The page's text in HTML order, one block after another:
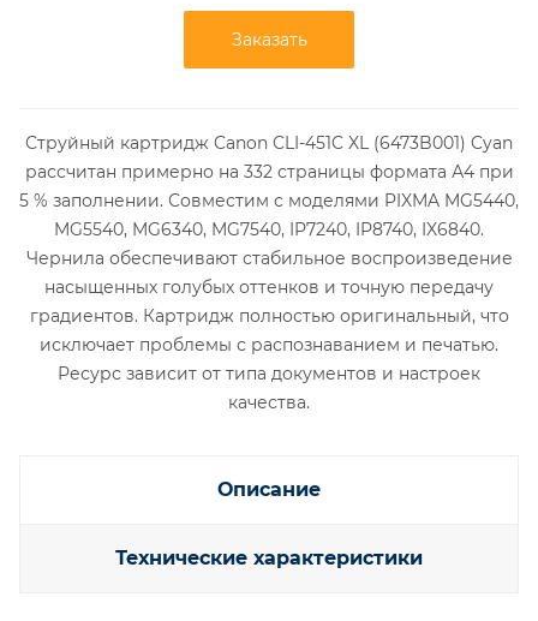
Заказать
Струйный картридж Canon CLI-451C XL (6473B001) Cyan
рассчитан примерно на 332 страницы формата А4 при
5 % заполнении. Совместим с моделями PIXMA MG5440,
MG5540, MG6340, MG7540, IP7240, IP8740, IX6840.
Чернила обеспечивают стабильное воспроизведение
насыщенных голубых оттенков и точную передачу
градиентов. Картридж полностью оригинальный, что
исключает проблемы с распознаванием и печатью.
Ресурс зависит от типа документов и настроек
качества.
Описание
Технические характеристики